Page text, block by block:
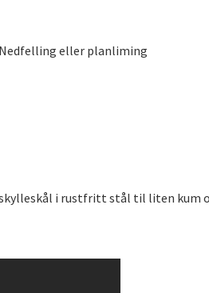
Nedfelling eller planliming
i rustfritt stål til liten kum